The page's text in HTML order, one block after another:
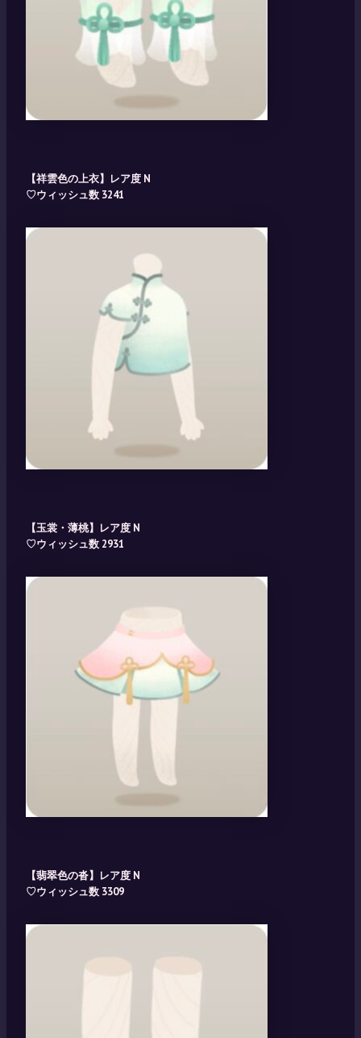
【祥雲色の上衣】レア度 N
♡ウィッシュ数 3241
【玉裳・薄桃】レア度 N
♡ウィッシュ数 2931
【翡翠色の沓】レア度 N
♡ウィッシュ数 3309